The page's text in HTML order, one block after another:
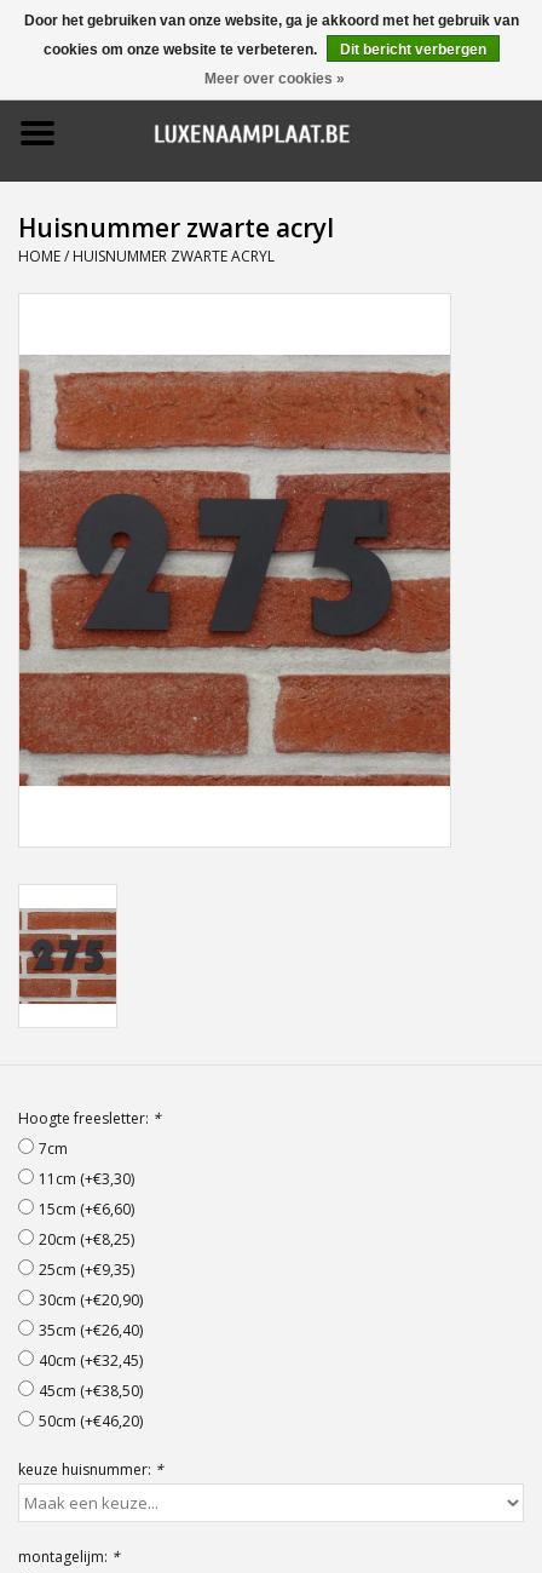
0 Artikelen - €0,00
Home
Promoties
Naamborden
Huisnummers
Pictogrammen
Brievenbussen
Freesletters
Accessoires
Bestelling op maat
Portfolio
kleuren en lettertypes
Huisnummer zwarte acryl
HOME/ HUISNUMMER ZWARTE ACRYL
Hoogte freesletter: *
7cm
11cm (+€3,30)
15cm (+€6,60)
20cm (+€8,25)
25cm (+€9,35)
30cm (+€20,90)
35cm (+€26,40)
40cm (+€32,45)
45cm (+€38,50)
50cm (+€46,20)
keuze huisnummer: *
montagelijm: *
Door het gebruiken van onze website, ga je akkoord met het gebruik van
cookies om onze website te verbeteren.
Dit bericht verbergen
Meer over cookies »